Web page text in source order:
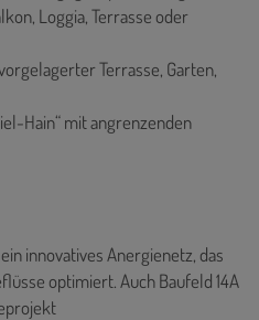
Loggia, Terrasse oder
Terrasse, Garten,
Hain“ mit angrenzenden
innovatives Anergienetz, das
optimiert. Auch Baufeld 14A